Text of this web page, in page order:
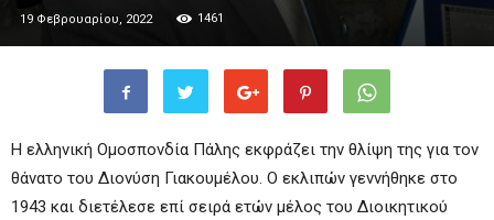
19 Φεβρουαρίου, 2022 1461
Η ελληνική Ομοσπονδία Πάλης εκφράζει την θλίψη της για τον
θάνατο του Διονύση Γιακουμέλου. Ο εκλιπών γεννήθηκε στο
1943 και διετέλεσε επί σειρά ετών μέλος του Διοικητικού